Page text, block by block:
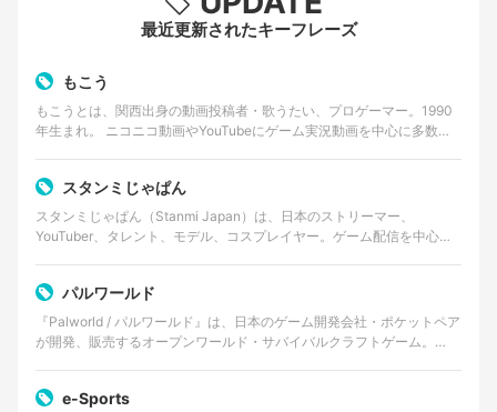
最近更新されたキーフレーズ
もこう
もこうとは、関西出身の動画投稿者・歌うたい、プロゲーマー。1990
年生まれ。 ニコニコ動画やYouTubeにゲーム実況動画を中心に多数の
スタンミじゃぱん
スタンミじゃぱん（Stanmi Japan）は、日本のストリーマー、
YouTuber、タレント、モデル、コスプレイヤー。ゲーム配信を中心に
パルワールド
『Palworld / パルワールド』は、日本のゲーム開発会社・ポケットペア
が開発、販売するオープンワールド・サバイバルクラフトゲーム。
e-Sports